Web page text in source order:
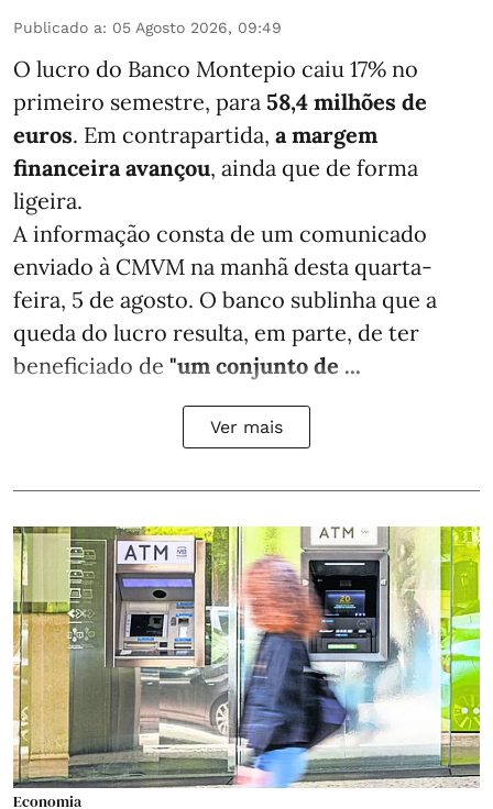
Publicado a: 05 Agosto 2026, 09:49
O lucro do Banco Montepio caiu 17% no
primeiro semestre, para 58,4 milhões de
euros. Em contrapartida, a margem
financeira avançou, ainda que de forma
ligeira.
A informação consta de um comunicado
enviado à CMVM na manhã desta quarta-
feira, 5 de agosto. O banco sublinha que a
queda do lucro resulta, em parte, de ter
beneficiado de "um conjunto de ...
Ver mais
Economia